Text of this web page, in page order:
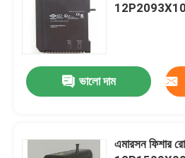
ভিডিও
আমাদের সম্পর্কে
ভালো দাম
এমারসন ফিশার